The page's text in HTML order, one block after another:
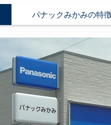
パナックみかみの特